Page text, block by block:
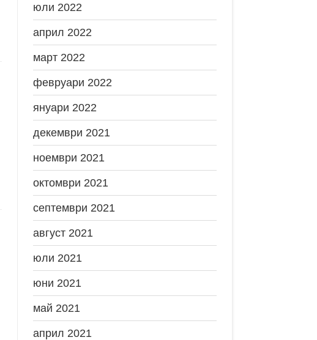
юли 2022
април 2022
март 2022
февруари 2022
януари 2022
декември 2021
ноември 2021
октомври 2021
септември 2021
август 2021
юли 2021
юни 2021
май 2021
април 2021